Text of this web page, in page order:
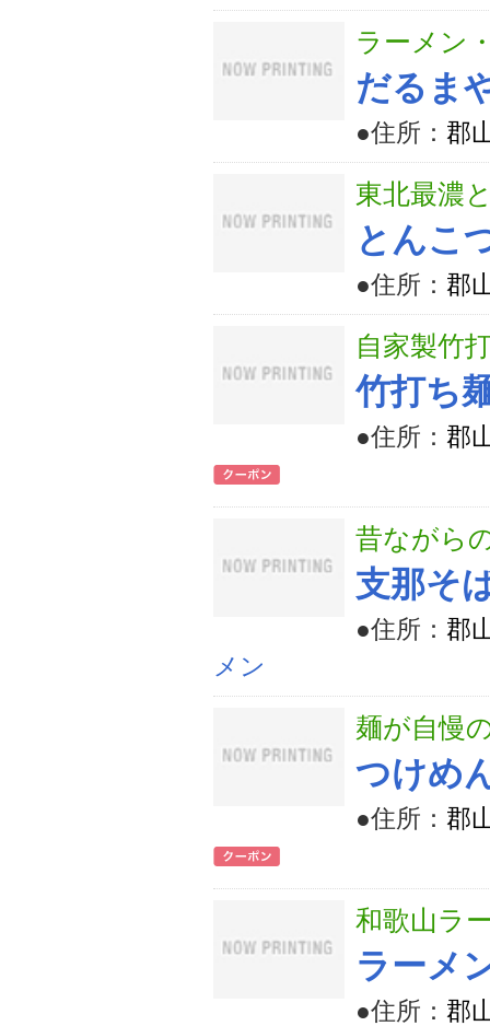
ラーメン
だるま
●住所： 郡
東北最濃
とんこ
●住所： 郡
自家製竹
竹打ち
●住所： 郡
昔ながら
支那そ
●住所： 郡
メン
麺が自慢
つけめ
●住所： 郡
和歌山ラ
ラーメ
●住所： 郡